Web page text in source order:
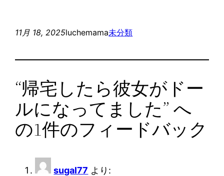
11月 18, 2025luchemama未分類
“帰宅したら彼女がドー
ルになってました” へ
の1件のフィードバック
sugal77 より: